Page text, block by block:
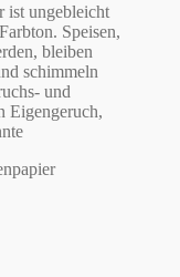
ist ungebleicht
Speisen,
bleiben
schimmeln
und
Eigengeruch,